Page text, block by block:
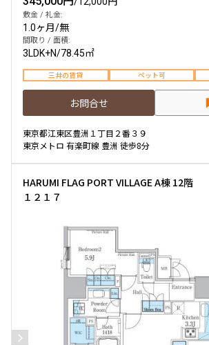
敷金 / 礼金:
1.0ヶ月/無
間取り / 面積:
3LDK+N/78.45㎡
三井の賃貸 ペット可
お問合せ
東京都江東区豊洲１丁目２番３９
東京メトロ 有楽町線 豊洲 徒歩8分
HARUMI FLAG PORT VILLAGE A棟 12階
１２１７